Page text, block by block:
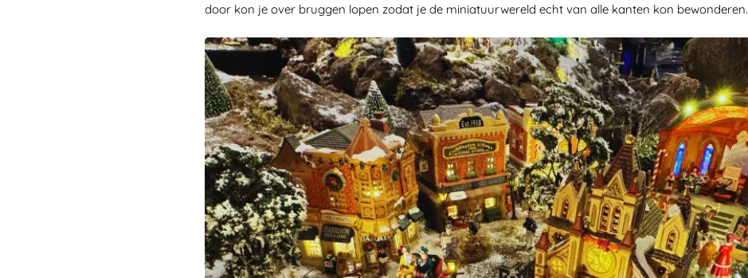
door kon je over bruggen lopen zodat je de miniatuurwereld echt van alle kanten kon bewonderen.